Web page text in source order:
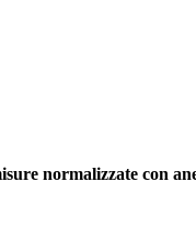
normalizzate con